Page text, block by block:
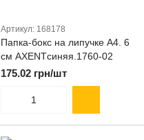
Артикул: 168178
Папка-бокс на липучке А4. 6
см AXENTсиняя.1760-02
175.02 грн/шт